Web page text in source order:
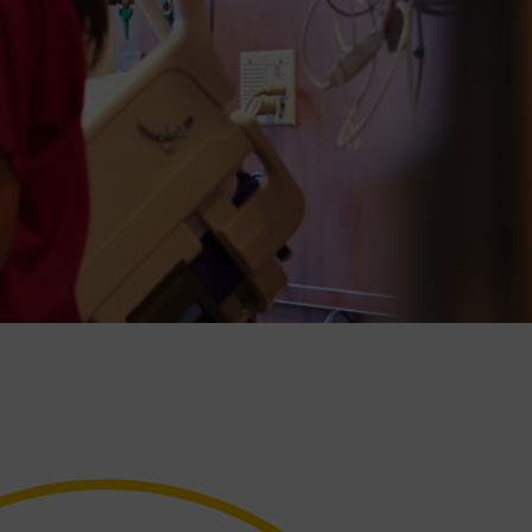
sur notre chaîne YouTube
En savoir plus
professionnels de santé », organisé avec la
DREES au ministère de la Santé.
En savoir plus